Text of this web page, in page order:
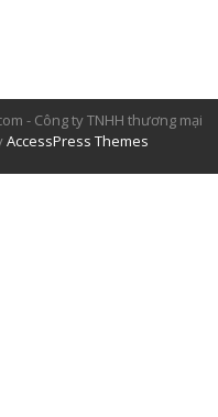
- Công ty TNHH thương mại
AccessPress Themes